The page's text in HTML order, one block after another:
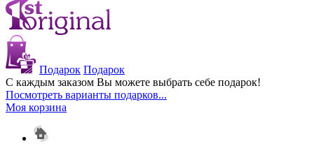
Подарок Подарок
С каждым заказом Вы можете выбрать себе подарок!
Посмотреть варианты подарков...
Моя корзина